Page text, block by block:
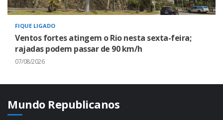
FIQUE LIGADO
Ventos fortes atingem o Rio nesta sexta-feira;
rajadas podem passar de 90 km/h
07/08/2026
Mundo Republicanos